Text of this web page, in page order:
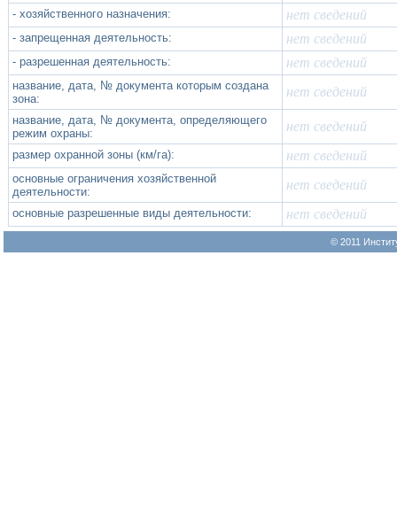
- хозяйственного назначения: нет сведений
- запрещенная деятельность: нет сведений
- разрешенная деятельность: нет сведений
название, дата, № документа которым создана
зона:
нет сведений
название, дата, № документа, определяющего
режим охраны:
нет сведений
размер охранной зоны (км/га): нет сведений
основные ограничения хозяйственной
деятельности:
нет сведений
основные разрешенные виды деятельности: нет сведений
© 2011